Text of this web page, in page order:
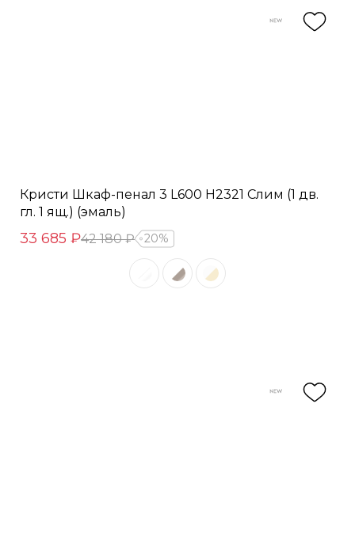
Кристи Шкаф-пенал 3 L600 H2321 Слим (1 дв.
гл. 1 ящ.) (эмаль)
33 685 ₽42 180 ₽ 20%